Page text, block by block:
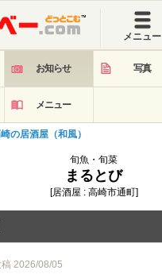
メニュー
お知らせ 写真
メニュー
の居酒屋（和風）
旬魚・旬菜
まるとび
[居酒屋 : 高崎市通町]
2026/08/05